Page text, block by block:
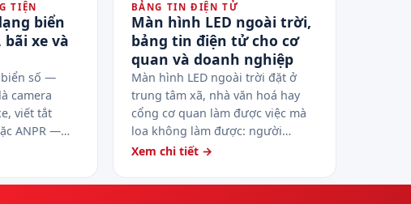
TIỆN
biển
bãi xe và
biển số —
camera
viết tắt
ANPR —…
BẢNG TIN ĐIỆN TỬ
Màn hình LED ngoài trời,
bảng tin điện tử cho cơ
quan và doanh nghiệp
Màn hình LED ngoài trời đặt ở
trung tâm xã, nhà văn hoá hay
cổng cơ quan làm được việc mà
loa không làm được: người…
Xem chi tiết →